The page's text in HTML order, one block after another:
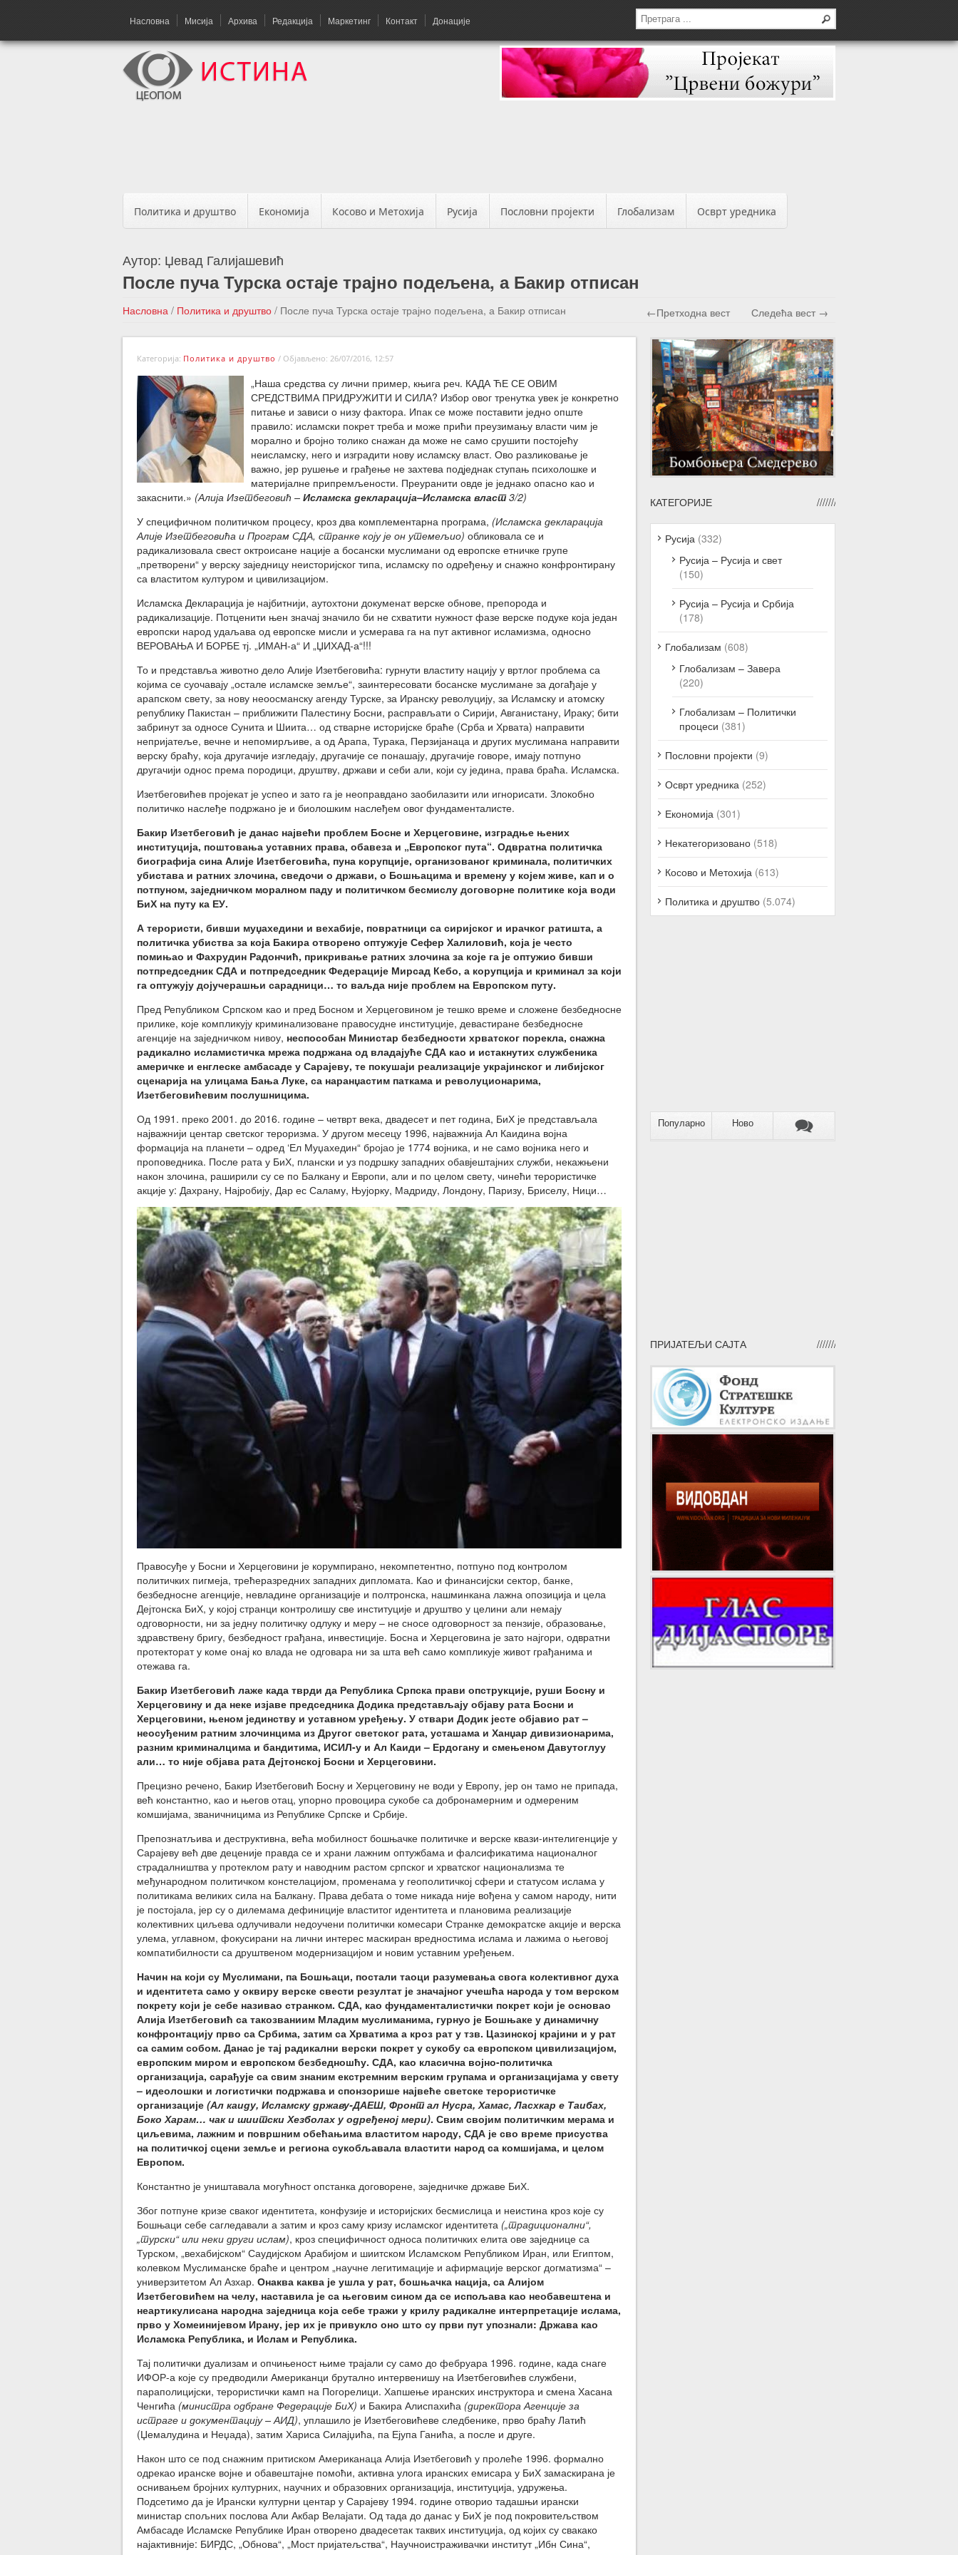
Насловна Мисија Архива Редакција Маркетинг Контакт Донације
Политика и друштво Економија Косово и Метохија Русија Пословни пројекти Глобализам Осврт уредника
Аутор: Џевад Галијашевић
После пуча Турска остаје трајно подељена, а Бакир отписан
Насловна / Политика и друштво / После пуча Турска остаје трајно подељена, а Бакир отписан ←Претходна вест Следећа вест →
Категорија: Политика и друштво / Објављено: 26/07/2016, 12:57
„Наша средства су лични пример, књига реч. КАДА ЋЕ СЕ ОВИМ
СРЕДСТВИМА ПРИДРУЖИТИ И СИЛА? Избор овог тренутка увек је конкретно
питање и зависи о низу фактора. Ипак се може поставити једно опште
правило: исламски покрет треба и може прићи преузимању власти чим је
морално и бројно толико снажан да може не само срушити постојећу
неисламску, него и изградити нову исламску власт. Ово разликовање је
важно, јер рушење и грађење не захтева подједнак ступањ психолошке и
материјалне припремљености. Преуранити овде је једнако опасно као и
закаснити.» (Алија Изетбеговић – Исламска декларација–Исламска власт 3/2)
У специфичном политичком процесу, кроз два комплементарна програма, (Исламска декларација
Алије Изетбеговића и Програм СДА, странке коју је он утемељио) обликовала се и
радикализовала свест октроисане нације а босански муслимани од европске етничке групе
„претворени“ у верску заједницу неисторијског типа, исламску по одређењу и снажно конфронтирану
са властитом културом и цивилизацијом.
Исламска Декларација је најбитнији, аутохтони докуменат верске обнове, препорода и
радикализације. Потценити њен значај значило би не схватити нужност фазе верске подуке која један
европски народ удаљава од европске мисли и усмерава га на пут активног исламизма, односно
ВЕРОВАЊА И БОРБЕ тј. „ИМАН-а“ И „ЏИХАД-а“!!!
То и представља животно дело Алије Изетбеговића: гурнути властиту нацију у вртлог проблема са
којима се суочавају „остале исламске земље“, заинтересовати босанске муслимане за догађаје у
арапском свету, за нову неоосманску агенду Турске, за Иранску револуцију, за Исламску и атомску
републику Пакистан – приближити Палестину Босни, расправљати о Сирији, Авганистану, Ираку; бити
забринут за односе Сунита и Шиита… од стварне историјске браће (Срба и Хрвата) направити
непријатеље, вечне и непомирљиве, а од Арапа, Турака, Перзијанаца и других муслимана направити
верску браћу, која другачије изгледају, другачије се понашају, другачије говоре, имају потпуно
другачији однос према породици, друштву, држави и себи али, који су једина, права браћа. Исламска.
Изетбеговићев пројекат је успео и зато га је неоправдано заобилазити или игнорисати. Злокобно
политичко наслеђе подржано је и биолошким наслеђем овог фундаменталисте.
Бакир Изетбеговић је данас највећи проблем Босне и Херцеговине, изградње њених
институција, поштовања уставних права, обавеза и „Европског пута“. Одвратна политичка
биографија сина Алије Изетбеговића, пуна корупције, организованог криминала, политичких
убистава и ратних злочина, сведочи о држави, о Бошњацима и времену у којем живе, кап и о
потпуном, заједничком моралном паду и политичком бесмислу договорне политике која води
БиХ на путу ка ЕУ.
А терористи, бивши муџахедини и вехабије, повратници са сиријског и ирачког ратишта, а
политичка убиства за која Бакира отворено оптужује Сефер Халиловић, која је често
помињао и Фахрудин Радончић, прикривање ратних злочина за које га је оптужио бивши
потпредседник СДА и потпредседник Федерације Мирсад Кебо, а корупција и криминал за који
га оптужују дојучерашњи сарадници… то ваљда није проблем на Европском путу.
Пред Републиком Српском као и пред Босном и Херцеговином је тешко време и сложене безбедносне
прилике, које компликују криминализоване правосудне институције, девастиране безбедносне
агенције на заједничком нивоу, неспособан Министар безбедности хрватског порекла, снажна
радикално исламистичка мрежа подржана од владајуће СДА као и истакнутих службеника
америчке и енглеске амбасаде у Сарајеву, те покушаји реализације украјинског и либијског
сценарија на улицама Бања Луке, са наранџастим паткама и револуционарима,
Изетбеговићевим послушницима.
Од 1991. преко 2001. до 2016. године – четврт века, двадесет и пет година, БиХ је представљала
најважнији центар светског тероризма. У другом месецу 1996, најважнија Ал Каидина војна
формација на планети – одред ‘Ел Муџахедин“ бројао је 1774 војника, и не само војника него и
проповедника. После рата у БиХ, плански и уз подршку западних обавјештајних служби, некажњени
након злочина, раширили су се по Балкану и Европи, али и по целом свету, чинећи терористичке
акције у: Дахрану, Најробију, Дар ес Саламу, Њујорку, Мадриду, Лондону, Паризу, Бриселу, Ници…
Правосуђе у Босни и Херцеговини је корумпирано, некомпетентно, потпуно под контролом
политичких пигмеја, трећеразредних западних дипломата. Као и финансијски сектор, банке,
безбедносне агенције, невладине организације и полтронска, нашминкана лажна опозиција и цела
Дејтонска БиХ, у којој странци контролишу све институције и друштво у целини али немају
одговорности, ни за једну политичку одлуку и меру – не сносе одговорност за пензије, образовање,
здравствену бригу, безбедност грађана, инвестиције. Босна и Херцеговина је зато најгори, одвратни
протекторат у коме онај ко влада не одговара ни за шта већ само компликује живот грађанима и
отежава га.
Бакир Изетбеговић лаже када тврди да Република Српска прави опструкције, руши Босну и
Херцеговину и да неке изјаве председника Додика представљају објаву рата Босни и
Херцеговини, њеном јединству и уставном уређењу. У ствари Додик јесте објавио рат –
неосуђеним ратним злочинцима из Другог светског рата, усташама и Ханџар дивизионарима,
разним криминалцима и бандитима, ИСИЛ-у и Ал Каиди – Ердогану и смењеном Давутоглуу
али… то није објава рата Дејтонској Босни и Херцеговини.
Прецизно речено, Бакир Изетбеговић Босну и Херцеговину не води у Европу, јер он тамо не припада,
већ константно, као и његов отац, упорно провоцира сукобе са добронамерним и одмереним
комшијама, званичницима из Републике Српске и Србије.
Препознатљива и деструктивна, већа мобилност бошњачке политичке и верске квази-интелигенције у
Сарајеву већ две деценије правда се и храни лажним оптужбама и фалсификатима националног
страдалништва у протеклом рату и наводним растом српског и хрватског национализма те
међународном политичком констелацијом, променама у геополитичкој сфери и статусом ислама у
политикама великих сила на Балкану. Права дебата о томе никада није вођена у самом народу, нити
је постојала, јер су о дилемама дефиниције властитог идентитета и плановима реализације
колективних циљева одлучивали недоучени политички комесари Странке демократске акције и верска
улема, углавном, фокусирани на лични интерес маскиран вредностима ислама и лажима о његовој
компатибилности са друштвеном модернизацијом и новим уставним уређењем.
Начин на који су Муслимани, па Бошњаци, постали таоци разумевања свога колективног духа
и идентитета само у оквиру верске свести резултат је значајног учешћа народа у том верском
покрету који је себе називао странком. СДА, као фундаменталистички покрет који је основао
Алија Изетбеговић са такозваниим Младим муслиманима, гурнуо је Бошњаке у динамичну
конфронтацију прво са Србима, затим са Хрватима а кроз рат у тзв. Цазинској крајини и у рат
са самим собом. Данас је тај радикални верски покрет у сукобу са европском цивилизацијом,
европским миром и европском безбедношћу. СДА, као класична војно-политичка
организација, сарађује са свим знаним екстремним верским групама и организацијама у свету
– идеолошки и логистички подржава и спонзорише највеће светске терористичке
организације (Ал каиду, Исламску државу-ДАЕШ, Фронт ал Нусра, Хамас, Ласхкар е Таибах,
Боко Харам… чак и шиитски Хезболах у одређеној мери). Свим својим политичким мерама и
циљевима, лажним и површним обећањима властитом народу, СДА је сво време присуства
на политичкој сцени земље и региона сукобљавала властити народ са комшијама, и целом
Европом.
Константно је уништавала могућност опстанка договорене, заједничке државе БиХ.
Због потпуне кризе сваког идентитета, конфузије и историјских бесмислица и неистина кроз које су
Бошњаци себе сагледавали а затим и кроз саму кризу исламског идентитета („традиционални“,
„турски“ или неки други ислам), кроз специфичност односа политичких елита ове заједнице са
Турском, „вехабијском“ Саудијском Арабијом и шиитском Исламском Републиком Иран, или Египтом,
колевком Муслиманске браће и центром „научне легитимације и афирмације верског догматизма“ –
универзитетом Ал Азхар. Онаква каква је ушла у рат, бошњачка нација, са Алијом
Изетбеговићем на челу, наставила је са његовим сином да се испољава као необавештена и
неартикулисана народна заједница која себе тражи у крилу радикалне интерпретације ислама,
прво у Хомеинијевом Ирану, јер их је привукло оно што су први пут упознали: Држава као
Исламска Република, и Ислам и Република.
Тај политички дуализам и опчињеност њиме трајали су само до фебруара 1996. године, када снаге
ИФОР-а које су предводили Американци брутално интервенишу на Изетбеговићев службени,
параполицијски, терористички камп на Погорелици. Хапшење иранских инструктора и смена Хасана
Ченгића (министра одбране Федерације БиХ) и Бакира Алиспахића (директора Агенције за
истраге и документацију – АИД), уплашило је Изетбеговићеве следбенике, прво браћу Латић
(Џемалудина и Неџада), затим Хариса Силајџића, па Ејупа Ганића, а после и друге.
Након што се под снажним притиском Американаца Алија Изетбеговић у пролеће 1996. формално
одрекао иранске војне и обавештајне помоћи, активна улога иранских емисара у БиХ замаскирана је
оснивањем бројних културних, научних и образовних организација, институција, удружења.
Подсетимо да је Ирански културни центар у Сарајеву 1994. године отворио тадашњи ирански
министар спољних послова Али Акбар Велајати. Од тада до данас у БиХ је под покровитељством
Амбасаде Исламске Републике Иран отворено двадесетак таквих институција, од којих су свакако
најактивније: БИРДС, „Обнова“, „Мост пријатељства“, Научноистраживачки институт „Ибн Сина“,
КАТЕГОРИЈЕ
Русија (332)
Русија – Русија и свет
(150)
Русија – Русија и Србија
(178)
Глобализам (608)
Глобализам – Завера
(220)
Глобализам – Политички
процеси (381)
Пословни пројекти (9)
Осврт уредника (252)
Економија (301)
Некатегоризовано (518)
Косово и Метохија (613)
Политика и друштво (5.074)
Популарно Ново
ПРИЈАТЕЉИ САЈТА